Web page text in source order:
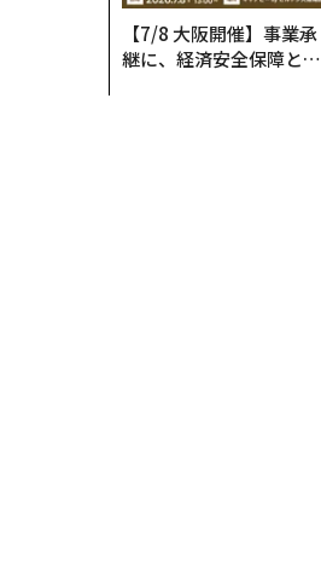
【7/8 大阪開催】事業承
継に、経済安全保障とい